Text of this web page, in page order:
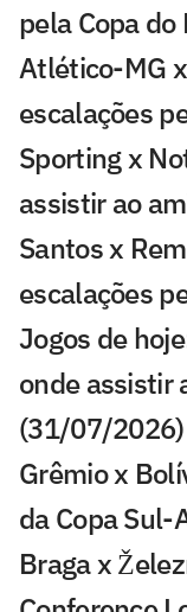
pela Copa do
Atlético-MG
escalações
Sporting x
assistir ao
Santos x
escalações
Jogos de
onde assistir
(31/07/2026)
Grêmio x
da Copa Sul-
Braga x